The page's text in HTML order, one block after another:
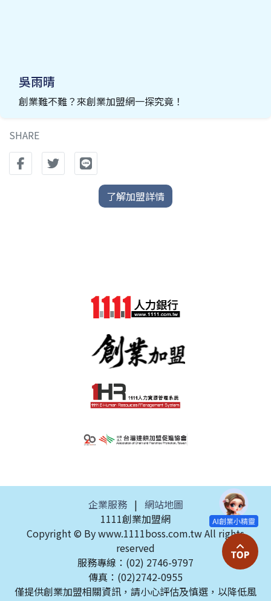
吳雨晴
創業難不難？來創業加盟網一探究竟！
SHARE
了解加盟詳情
企業服務 | 網站地圖
1111創業加盟網
Copyright © By www.1111boss.com.tw All rights
reserved
服務專線：(02) 2746-9797
傳真：(02)2742-0955
僅提供創業加盟相關資訊，請小心評估及慎選，以降低風